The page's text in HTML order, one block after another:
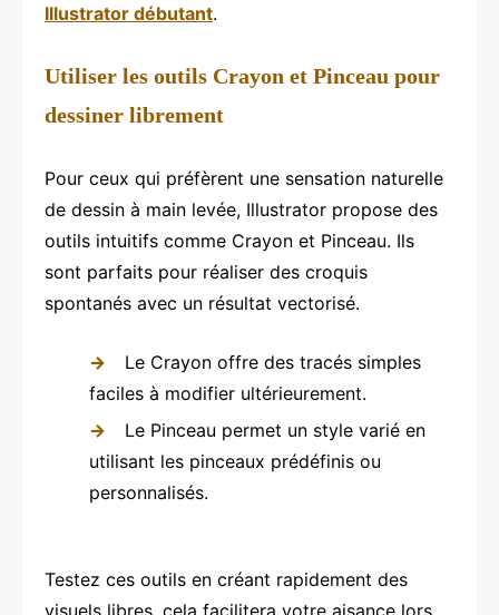
Illustrator débutant.
Utiliser les outils Crayon et Pinceau pour
dessiner librement
Pour ceux qui préfèrent une sensation naturelle
de dessin à main levée, Illustrator propose des
outils intuitifs comme Crayon et Pinceau. Ils
sont parfaits pour réaliser des croquis
spontanés avec un résultat vectorisé.
Le Crayon offre des tracés simples
faciles à modifier ultérieurement.
Le Pinceau permet un style varié en
utilisant les pinceaux prédéfinis ou
personnalisés.
Testez ces outils en créant rapidement des